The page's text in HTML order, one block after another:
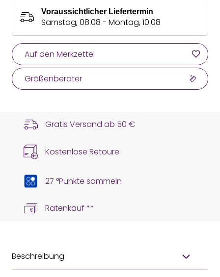
Voraussichtlicher Liefertermin
Samstag, 08.08 - Montag, 10.08
Auf den Merkzettel
Größenberater
Gratis Versand ab 50 €
Kostenlose Retoure
27 °Punkte sammeln
Ratenkauf **
Beschreibung